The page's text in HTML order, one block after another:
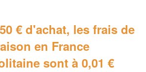
€ d'achat, les frais de
en France
sont à 0,01 €